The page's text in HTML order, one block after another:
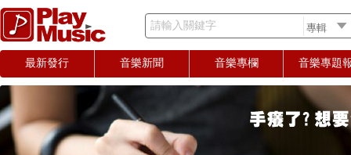
請輸入關鍵字
最新發行 音樂新聞 音樂專欄 音樂專題